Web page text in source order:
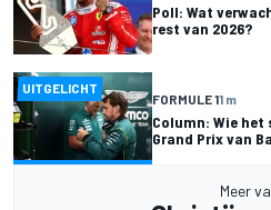
Poll: Wat
rest van 2026?
UITGELICHT
FORMULE 11 m
Column: Wie
Grand Prix van
Meer